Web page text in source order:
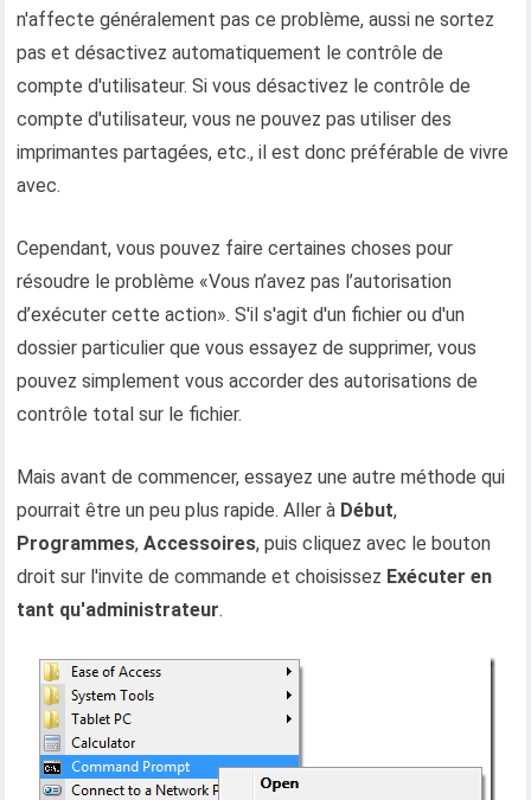
n'affecte généralement pas ce problème, aussi ne sortez
pas et désactivez automatiquement le contrôle de
compte d'utilisateur. Si vous désactivez le contrôle de
compte d'utilisateur, vous ne pouvez pas utiliser des
imprimantes partagées, etc., il est donc préférable de vivre
avec.
Cependant, vous pouvez faire certaines choses pour
résoudre le problème «Vous n’avez pas l’autorisation
d’exécuter cette action». S'il s'agit d'un fichier ou d'un
dossier particulier que vous essayez de supprimer, vous
pouvez simplement vous accorder des autorisations de
contrôle total sur le fichier.
Mais avant de commencer, essayez une autre méthode qui
pourrait être un peu plus rapide. Aller à Début,
Programmes,Accessoires, puis cliquez avec le bouton
droit sur l'invite de commande et choisissez Exécuter en
tant qu'administrateur.